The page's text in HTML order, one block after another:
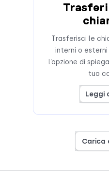
Trasferisci le
interni o
l’opzione di
tuo
Leggi
Carica